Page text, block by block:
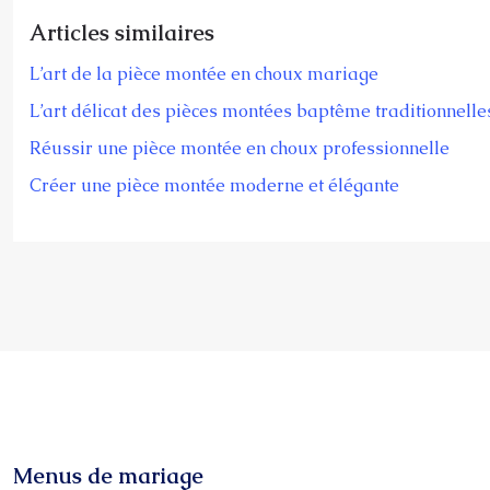
Articles similaires
L’art de la pièce montée en choux mariage
L’art délicat des pièces montées baptême
Réussir une pièce montée en choux professionnelle
Créer une pièce montée moderne et élégante
Menus de mariage